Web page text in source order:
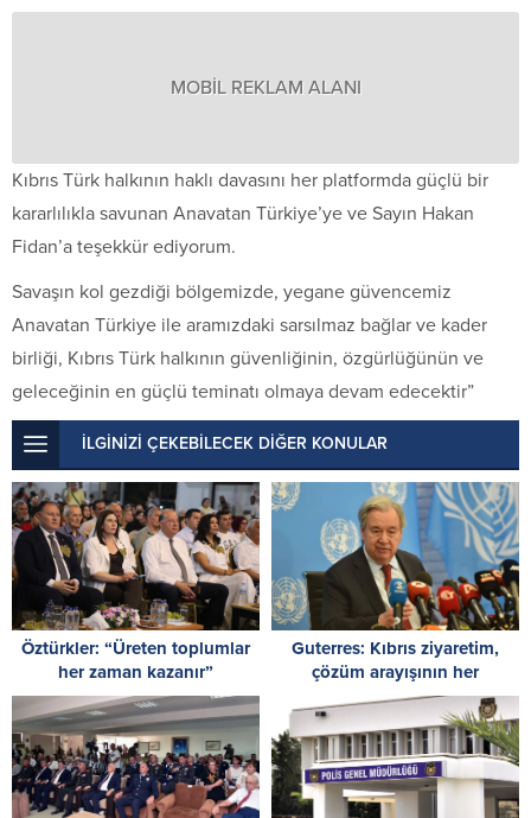
MOBİL REKLAM ALANI
Kıbrıs Türk halkının haklı davasını her platformda güçlü bir
kararlılıkla savunan Anavatan Türkiye’ye ve Sayın Hakan
Fidan’a teşekkür ediyorum.
Savaşın kol gezdiği bölgemizde, yegane güvencemiz
Anavatan Türkiye ile aramızdaki sarsılmaz bağlar ve kader
birliği, Kıbrıs Türk halkının güvenliğinin, özgürlüğünün ve
geleceğinin en güçlü teminatı olmaya devam edecektir”
İLGİNİZİ ÇEKEBİLECEK DİĞER KONULAR
Öztürkler: “Üreten toplumlar
her zaman kazanır”
Guterres: Kıbrıs ziyaretim,
çözüm arayışının her
zamankinden daha acil
olduğunu gösterdi